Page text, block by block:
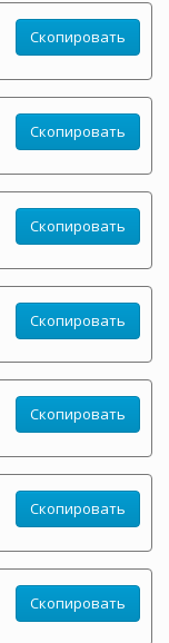
Скопировать
Скопировать
Скопировать
Скопировать
Скопировать
Скопировать
Скопировать